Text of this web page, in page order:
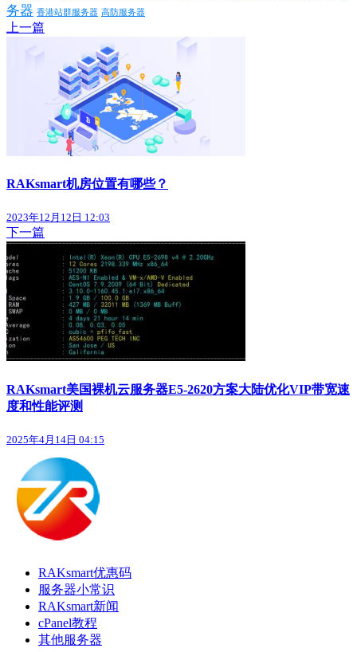
务器 香港站群服务器 高防服务器
上一篇
RAKsmart机房位置有哪些？
2023年12月12日 12:03
下一篇
RAKsmart美国裸机云服务器E5-2620方案大陆优化VIP带宽速
度和性能评测
2025年4月14日 04:15
RAKsmart优惠码
服务器小常识
RAKsmart新闻
cPanel教程
其他服务器